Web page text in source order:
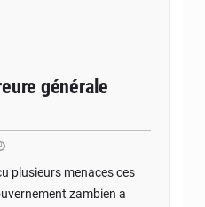
générale
plusieurs menaces ces
zambien a